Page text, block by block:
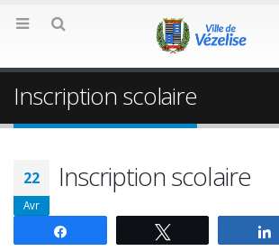
Inscription scolaire
22
Avr
Inscription scolaire